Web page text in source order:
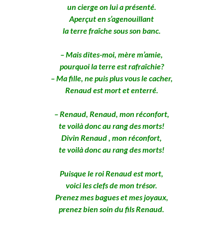
un cierge on lui a présenté.
Aperçut en s’agenouillant
la terre fraîche sous son banc.
– Mais dites-moi, mère m’amie,
pourquoi la terre est rafraîchie?
– Ma fille, ne puis plus vous le cacher,
Renaud est mort et enterré.
– Renaud, Renaud, mon réconfort,
te voilà donc au rang des morts!
Divin Renaud , mon réconfort,
te voilà donc au rang des morts!
Puisque le roi Renaud est mort,
voici les clefs de mon trésor.
Prenez mes bagues et mes joyaux,
prenez bien soin du fils Renaud.